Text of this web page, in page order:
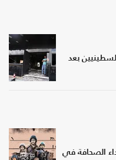
بعد
الصحافة في